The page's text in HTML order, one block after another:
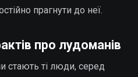
прагнути до неї.
про лудоманів
стають ті люди, серед